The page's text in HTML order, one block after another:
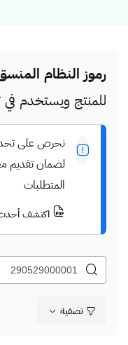
رموز النظام
للمنتج ويستخدم في
نحرص على
لضمان تقديم
المتطلبات
اكتشف أحدث
تصفية